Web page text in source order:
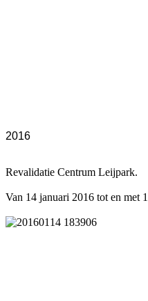
2016
Revalidatie Centrum Leijpark.
Van 14 januari 2016 tot en met